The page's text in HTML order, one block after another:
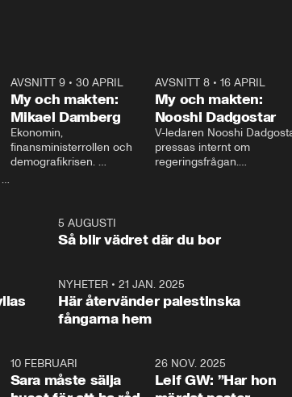
AVSNITT 9• 30 APRIL
My och makten:
Mikael Damberg
Ekonomin,
finansministerrollen och
demografikrisen.
och Makten.
AVSNITT 8• 16 APRIL
My och makten:
Nooshi Dadgostar
V-ledaren Nooshi
pressas internt om
regeringsfrågan.
– Vi ställer upp i val. Ska vi
vara med så sitter vi förstås
1:065 AUGUSTI
Så blir vädret där du bor
NYHETER •21 JAN. 2025
Här återvänder palestinska
fångarna hem
10 FEBRUARI
Sara måste sälja
26 NOV. 2025
Leif GW: ”Har hon